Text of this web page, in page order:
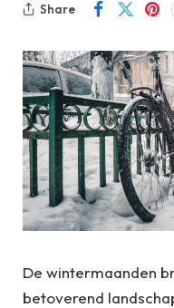
Share
De wintermaanden
betoverend